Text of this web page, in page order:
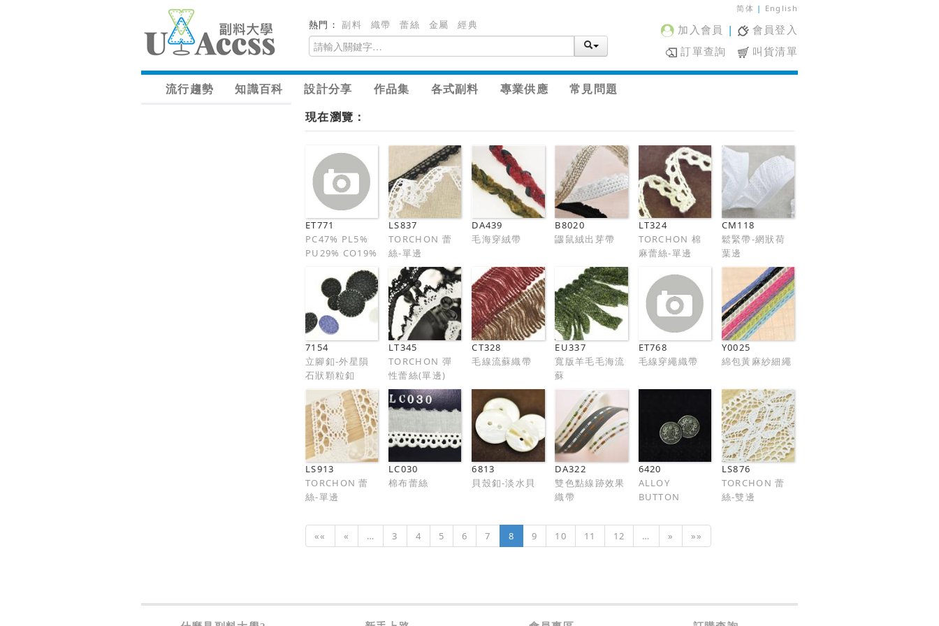
熱門：副料 織帶 蕾絲 金屬 經典
简体 | English
加入會員 |
會員登入
訂單查詢
叫貨清單
流行趨勢 知識百科 設計分享 作品集 各式副料 專業供應
常見問題
現在瀏覽：
ET771
PC47% PL5%
PU29% CO19%
LS837
TORCHON 蕾
絲-單邊
DA439
毛海穿絨帶
B8020
鼴鼠絨出芽帶
LT324
TORCHON 棉
麻蕾絲-單邊
CM118
鬆緊帶-網狀荷
葉邊
7154
立腳釦-外星隕
石狀顆粒釦
LT345
TORCHON 彈
性蕾絲(單邊)
CT328
毛線流蘇織帶
EU337
寬版羊毛毛海流
蘇
ET768
毛線穿繩織帶
Y0025
綿包黃麻紗細繩
LS913
TORCHON 蕾
絲-單邊
LC030
棉布蕾絲
6813
貝殼釦-淡水貝
DA322
雙色點線跡效果
織帶
6420
ALLOY
BUTTON
LS876
TORCHON 蕾
絲-雙邊
«« « … 3 4 5 6 7 8 9 10 11 12 … » »»